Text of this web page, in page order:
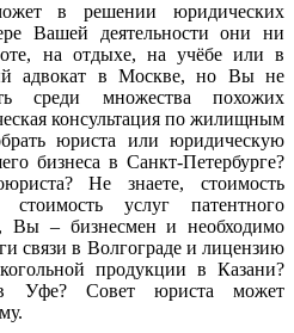
в решении юридических
Вашей деятельности они ни
на отдыхе, на учёбе или в
адвокат в Москве, но Вы не
среди множества похожих
консультация по жилищным
юриста или юридическую
бизнеса в Санкт-Петербурге?
Не знаете, стоимость
услуг патентного
Вы – бизнесмен и необходимо
связи в Волгограде и лицензию
продукции в Казани?
Уфе? Совет юриста может